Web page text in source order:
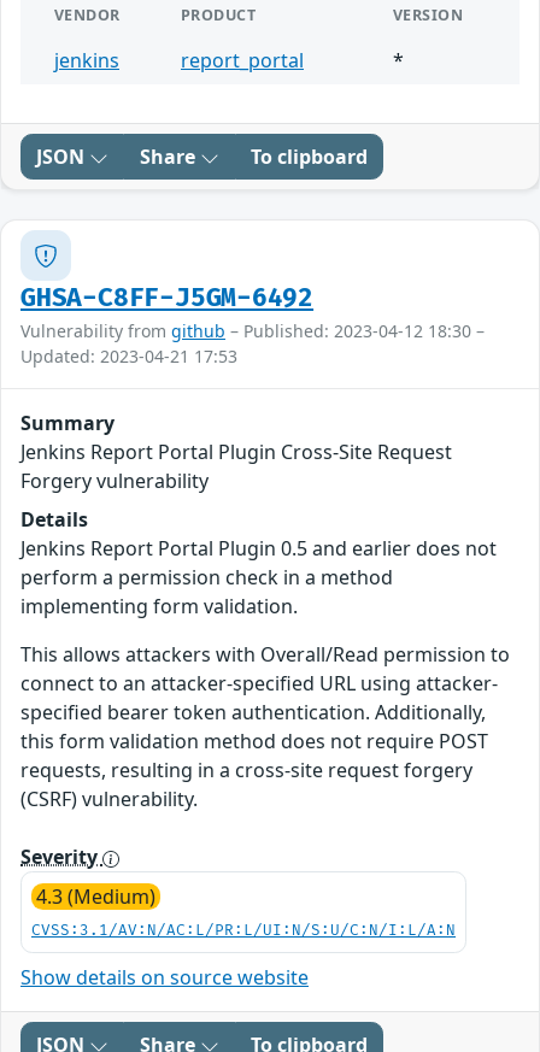
VENDOR PRODUCT VERSION
jenkins report_portal *
JSON Share To clipboard
GHSA-C8FF-J5GM-6492
Vulnerability from github – Published: 2023-04-12 18:30 –
Updated: 2023-04-21 17:53
Summary
Jenkins Report Portal Plugin Cross-Site Request
Forgery vulnerability
Details
Jenkins Report Portal Plugin 0.5 and earlier does not
perform a permission check in a method
implementing form validation.
This allows attackers with Overall/Read permission to
connect to an attacker-specified URL using attacker-
specified bearer token authentication. Additionally,
this form validation method does not require POST
requests, resulting in a cross-site request forgery
(CSRF) vulnerability.
Severity
4.3 (Medium)
CVSS:3.1/AV:N/AC:L/PR:L/UI:N/S:U/C:N/I:L/A:N
Show details on source website
JSON Share To clipboard